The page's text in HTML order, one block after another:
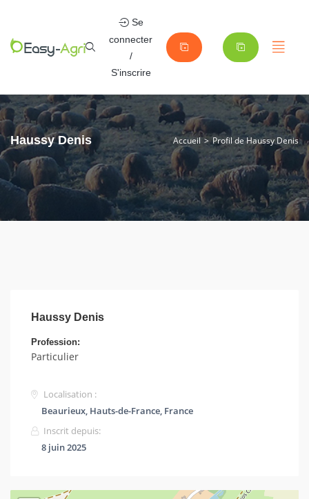
Se
connecter
/
S'inscrire
Haussy Denis Accueil Profil de Haussy Denis
Haussy Denis
Profession:
Particulier
Localisation :
Beaurieux, Hauts-de-France, France
Inscrit depuis:
8 juin 2025